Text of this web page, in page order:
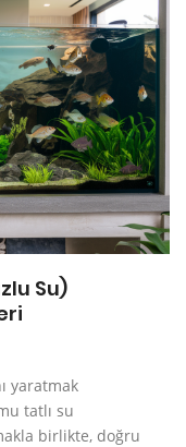
Su)
yaratmak
tatlı su
birlikte, doğru